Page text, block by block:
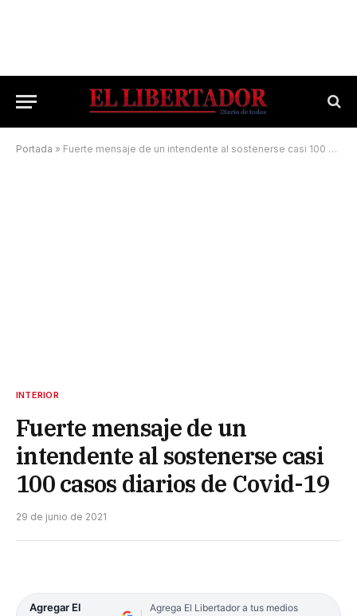
Portada » Fuerte mensaje de un intendente al sostenerse casi 100 casos diarios de Covid-19
INTERIOR
Fuerte mensaje de un
intendente al sostenerse casi
100 casos diarios de Covid-19
29 de junio de 2021
Agregar El
Agrega El Libertador a tus medios